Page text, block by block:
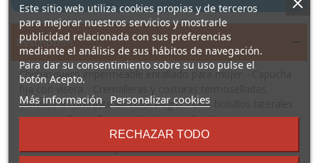
Descripción
Chubasquero impermeable entallado para mujer. · Capucha
fija con visera. · Cremalleras y costuras termoselladas. ·
Detalles a contraste en color negro. · Dos bolsillos laterales
con cremallera. · Bajo posterior con abertura.
Composición: 100% poliéster, PU, 210 g/m².
Observaciones: * Etiqueta removible. * Modelo
Este sitio web utiliza cookies propias y de terceros
para mejorar nuestros servicios y mostrarle
publicidad relacionada con sus preferencias
mediante el análisis de sus hábitos de navegación.
Para dar su consentimiento sobre su uso pulse el
botón Acepto.
Más información
sobre
términos
condiciones
Personalizar cookies
RECHAZAR TODO